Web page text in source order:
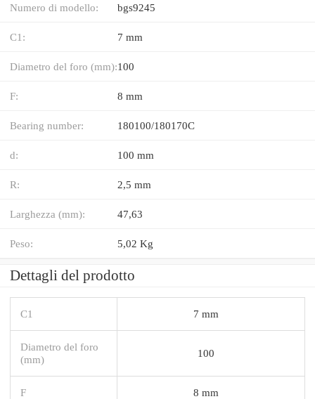
Numero di modello: bgs9245
C1: 7 mm
Diametro del foro (mm):100
F: 8 mm
Bearing number: 180100/180170C
d: 100 mm
R: 2,5 mm
Larghezza (mm): 47,63
Peso: 5,02 Kg
Dettagli del prodotto
C1 7 mm
Diametro del foro
(mm)
100
F 8 mm